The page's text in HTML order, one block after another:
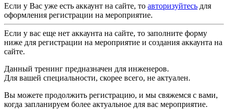
Если у Вас уже есть аккаунт на сайте, то авторизуйтесь для
оформления регистрации на мероприятие.
Если у вас еще нет аккаунта на сайте, то заполните форму
ниже для регистрации на мероприятие и создания аккаунта на
сайте.
Данный тренинг предназначен для инженеров.
Для вашей специальности, скорее всего, не актуален.
Вы можете продолжить регистрацию, и мы свяжемся с вами,
когда запланируем более актуальное для вас мероприятие.